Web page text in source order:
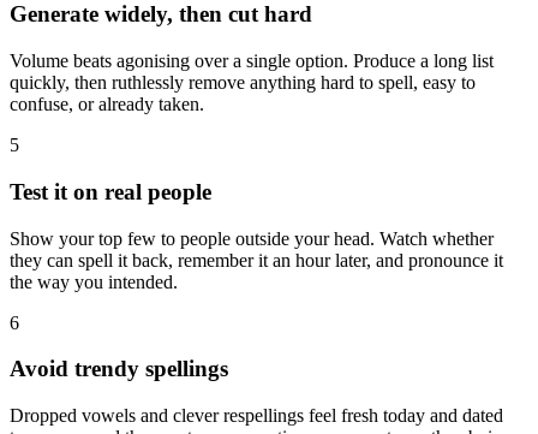
Generate widely, then cut hard
Volume beats agonising over a single option. Produce a long list
quickly, then ruthlessly remove anything hard to spell, easy to
confuse, or already taken.
5
Test it on real people
Show your top few to people outside your head. Watch whether
they can spell it back, remember it an hour later, and pronounce it
the way you intended.
6
Avoid trendy spellings
Dropped vowels and clever respellings feel fresh today and dated